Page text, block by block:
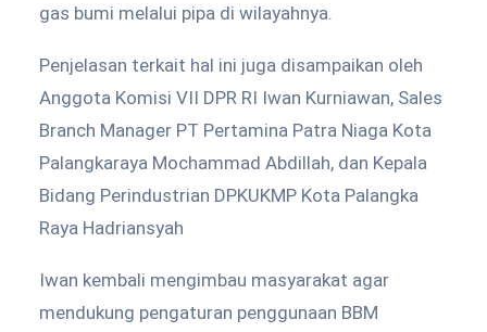
gas bumi melalui pipa di wilayahnya.
Penjelasan terkait hal ini juga disampaikan oleh
Anggota Komisi VII DPR RI Iwan Kurniawan, Sales
Branch Manager PT Pertamina Patra Niaga Kota
Palangkaraya Mochammad Abdillah, dan Kepala
Bidang Perindustrian DPKUKMP Kota Palangka
Raya Hadriansyah
Iwan kembali mengimbau masyarakat agar
mendukung pengaturan penggunaan BBM